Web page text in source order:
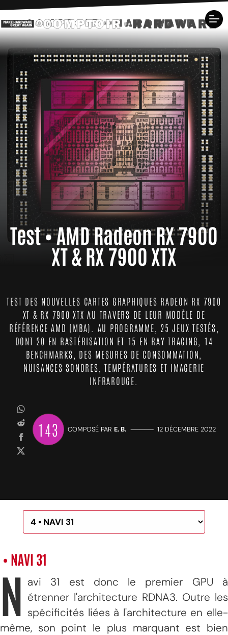
Test • AMD Radeon RX 7900
XT & RX 7900 XTX
TEST DES NOUVELLES CARTES GRAPHIQUES RADEON RX 7900
XT & RX 7900 XTX AU TRAVERS DE LEUR MODÈLE DE
RÉFÉRENCE AMD (MBA). AU PROGRAMME, 25 JEUX TESTÉS,
DONT 20 EN RASTÉRISATION ET 15 EN RAY TRACING, 14
BENCHMARKS, DES MESURES DE CONSOMMATION,
NUISANCES SONORES, TEMPÉRATURES ET IMAGERIE
INFRAROUGE.
143 COMPOSÉ PAR E. B. ————— 12 DÉCEMBRE 2022
• NAVI 31
N avi 31 est donc le premier GPU à
étrenner l'architecture RDNA3. Outre les
spécificités liées à l'architecture en elle-
même, son point le plus marquant est bien